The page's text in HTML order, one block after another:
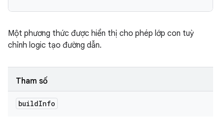
Một phương thức được hiển thị cho phép lớp con tuỳ
chỉnh logic tạo đường dẫn.
Tham số
buildInfo